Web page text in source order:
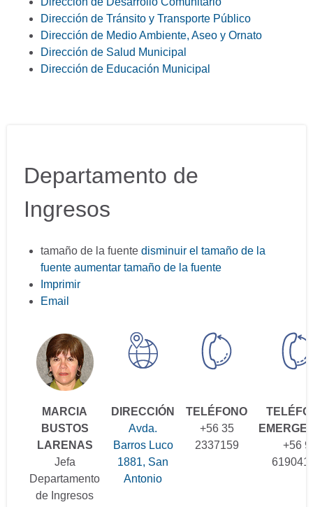
Dirección de Tránsito y Transporte Público
Dirección de Medio Ambiente, Aseo y Ornato
Dirección de Salud Municipal
Dirección de Educación Municipal
Departamento de
Ingresos
tamaño de la fuente disminuir el tamaño de la
fuente aumentar tamaño de la fuente
Imprimir
Email
MARCIA
BUSTOS
LARENAS
Jefa
Departamento
de Ingresos
DIRECCIÓN
Avda.
Barros Luco
1881, San
Antonio
TELÉFONO
+56 35
2337159
+56 9